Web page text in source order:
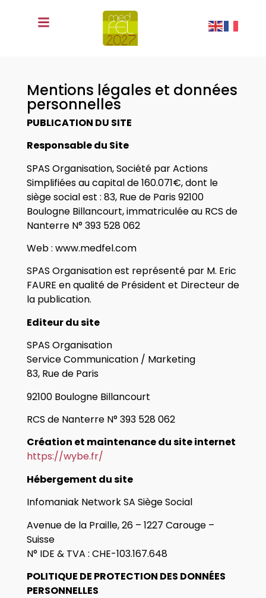
Mentions légales et données
personnelles
PUBLICATION DU SITE
Responsable du Site
SPAS Organisation, Société par Actions
Simplifiées au capital de 160.071€, dont le
siège social est : 83, Rue de Paris 92100
Boulogne Billancourt, immatriculée au RCS de
Nanterre N° 393 528 062
Web : www.medfel.com
SPAS Organisation est représenté par M. Eric
FAURE en qualité de Président et Directeur de
la publication.
Editeur du site
SPAS Organisation
Service Communication / Marketing
83, Rue de Paris
92100 Boulogne Billancourt
RCS de Nanterre N° 393 528 062
Création et maintenance du site internet
https://wybe.fr/
Hébergement du site
Infomaniak Network SA Siège Social
Avenue de la Praille, 26 – 1227 Carouge –
Suisse
N° IDE & TVA : CHE-103.167.648
POLITIQUE DE PROTECTION DES DONNÉES
PERSONNELLES